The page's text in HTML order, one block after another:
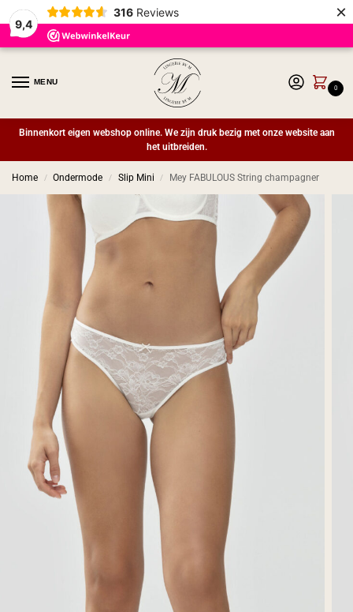
9,4
316 Reviews ×
MENU
0
Binnenkort eigen webshop online. We zijn druk bezig met onze website aan
het uitbreiden.
Home / Ondermode / Slip Mini / Mey FABULOUS String champagner